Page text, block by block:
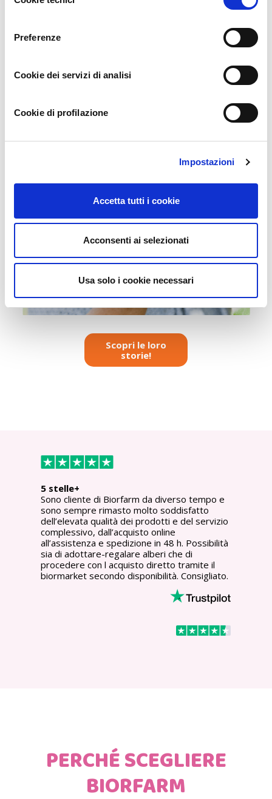
Preferenze
Cookie dei servizi di analisi
Cookie di profilazione
Impostazioni
Accetta tutti i cookie
Acconsenti ai selezionati
Usa solo i cookie necessari
“Per stare in agricoltura è necessaria una visione di sviluppo e
diversificazione, crediamo nelle nuove generazioni e nella
– Le agricoltrici di Biorfarm
Scopri le loro
storie!
5 stelle+
Sono cliente di Biorfarm da diverso tempo e
sono sempre rimasto molto soddisfatto
dell’elevata qualità dei prodotti e del servizio
complessivo, dall’acquisto online
all’assistenza e spedizione in 48 h. Possibilità
sia di adottare-regalare alberi che di
procedere con l acquisto diretto tramite il
biormarket secondo disponibilità. Consigliato.
PERCHÉ SCEGLIERE
BIORFARM